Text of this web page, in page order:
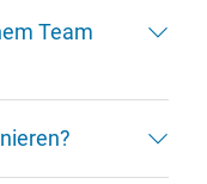
Team